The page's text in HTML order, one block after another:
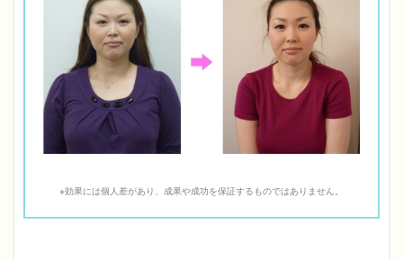
※効果には個人差があり、成果や成功を保証するものではありません。